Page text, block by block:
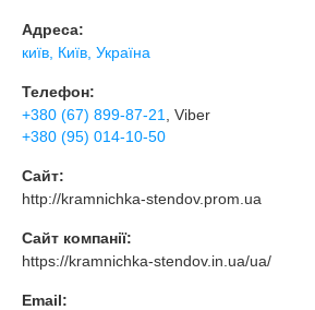
Адреса:
київ, Київ, Україна
Телефон:
+380 (67) 899-87-21
, Viber
+380 (95) 014-10-50
Сайт:
http://kramnichka-stendov.prom.ua
Сайт компанії:
https://kramnichka-stendov.in.ua/ua/
Email: